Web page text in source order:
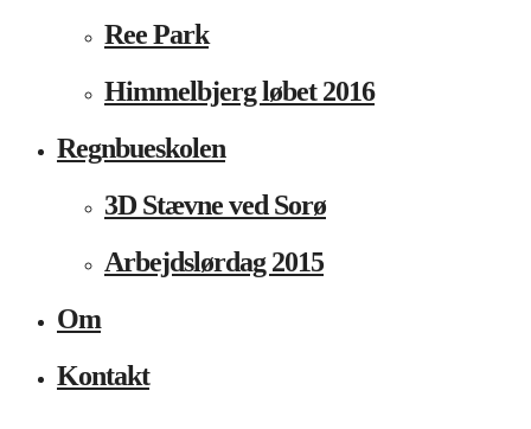
Ree Park
Himmelbjerg løbet 2016
Regnbueskolen
3D Stævne ved Sorø
Arbejdslørdag 2015
Om
Kontakt